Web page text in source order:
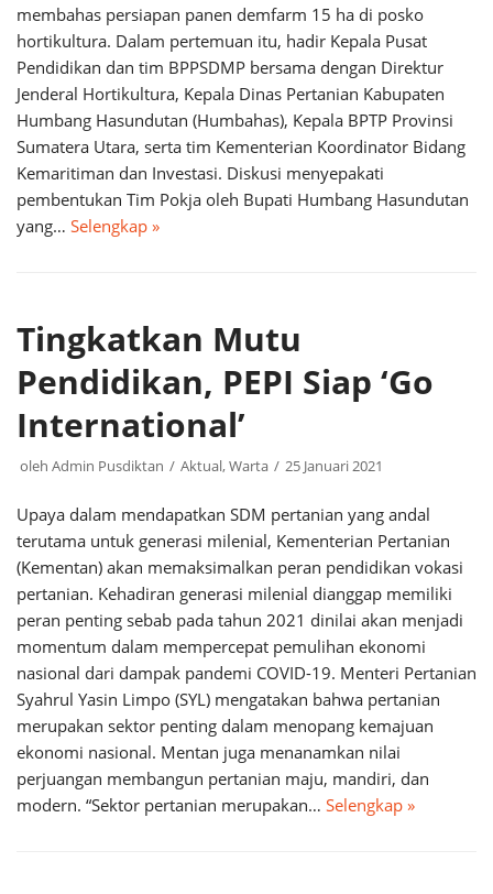
membahas persiapan panen demfarm 15 ha di posko
hortikultura. Dalam pertemuan itu, hadir Kepala Pusat
Pendidikan dan tim BPPSDMP bersama dengan Direktur
Jenderal Hortikultura, Kepala Dinas Pertanian Kabupaten
Humbang Hasundutan (Humbahas), Kepala BPTP Provinsi
Sumatera Utara, serta tim Kementerian Koordinator Bidang
Kemaritiman dan Investasi. Diskusi menyepakati
pembentukan Tim Pokja oleh Bupati Humbang Hasundutan
yang… Selengkap »
Tingkatkan Mutu
Pendidikan, PEPI Siap ‘Go
International’
oleh Admin Pusdiktan Aktual,Warta 25 Januari 2021
Upaya dalam mendapatkan SDM pertanian yang andal
terutama untuk generasi milenial, Kementerian Pertanian
(Kementan) akan memaksimalkan peran pendidikan vokasi
pertanian. Kehadiran generasi milenial dianggap memiliki
peran penting sebab pada tahun 2021 dinilai akan menjadi
momentum dalam mempercepat pemulihan ekonomi
nasional dari dampak pandemi COVID-19. Menteri Pertanian
Syahrul Yasin Limpo (SYL) mengatakan bahwa pertanian
merupakan sektor penting dalam menopang kemajuan
ekonomi nasional. Mentan juga menanamkan nilai
perjuangan membangun pertanian maju, mandiri, dan
modern. “Sektor pertanian merupakan… Selengkap »